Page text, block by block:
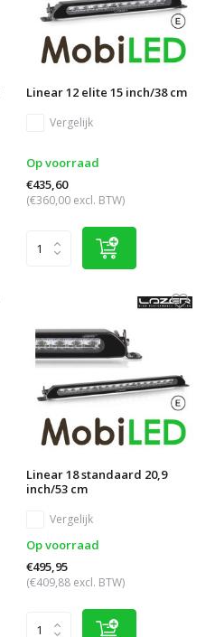
Linear 12 elite 15 inch/38 cm
Vergelijk
Op voorraad
€435,60
(€360,00 excl. BTW)
Linear 18 standaard 20,9
inch/53 cm
Vergelijk
Op voorraad
€495,95
(€409,88 excl. BTW)